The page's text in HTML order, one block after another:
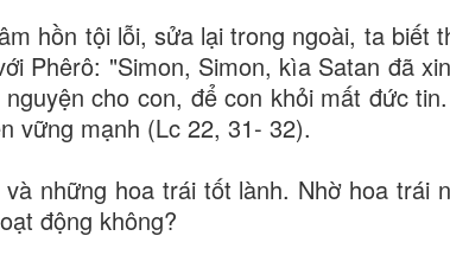
hồn tội lỗi, sửa lại trong ngoài, ta biết
Phêrô: "Simon, Simon, kìa Satan đã
cho con, để con khỏi mất đức
vững mạnh (Lc 22, 31- 32).
những hoa trái tốt lành. Nhờ hoa trái
động không?